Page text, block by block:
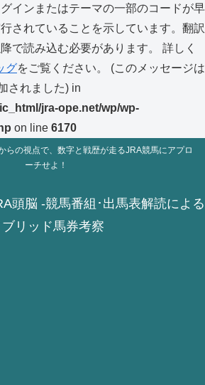
インまたはテーマの一部のコードが早
されていることを示しています。翻訳
で読み込む必要があります。 詳しく
グをご覧ください。 (このメッセージは
されました) in
jra-ope.net/wp/wp-
on line 6170
らの視点で、数字と戦歴が走るJRA競馬にアプロ
ーチせよ！
頭脳 -競馬番組･出馬表解読による
リッド馬券考察